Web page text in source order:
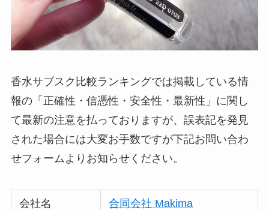
香水サブスク比較ランキングでは掲載している情
報の「正確性・信憑性・安全性・最新性」に関し
て最新の注意を払っておりますが、誤表記を発見
された場合には大変お手数ですが下記お問い合わ
せフォームよりお知らせください。
会社名 合同会社 Makima